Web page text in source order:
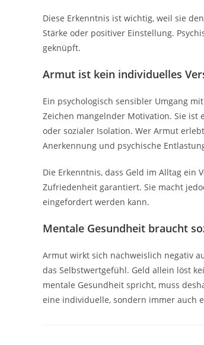
Diese Erkenntnis ist wichtig, weil sie
Stärke oder positiver Einstellung.
geknüpft.
Armut ist kein individuelles
Ein psychologisch sensibler Umgang
Zeichen mangelnder Motivation. Sie ist
oder sozialer Isolation. Wer Armut
Anerkennung und psychische
Die Erkenntnis, dass Geld im Alltag
Zufriedenheit garantiert. Sie macht
eingefordert werden kann.
Mentale Gesundheit braucht
Armut wirkt sich nachweislich negativ
das Selbstwertgefühl. Geld allein löst
mentale Gesundheit spricht, muss
eine individuelle, sondern immer auch